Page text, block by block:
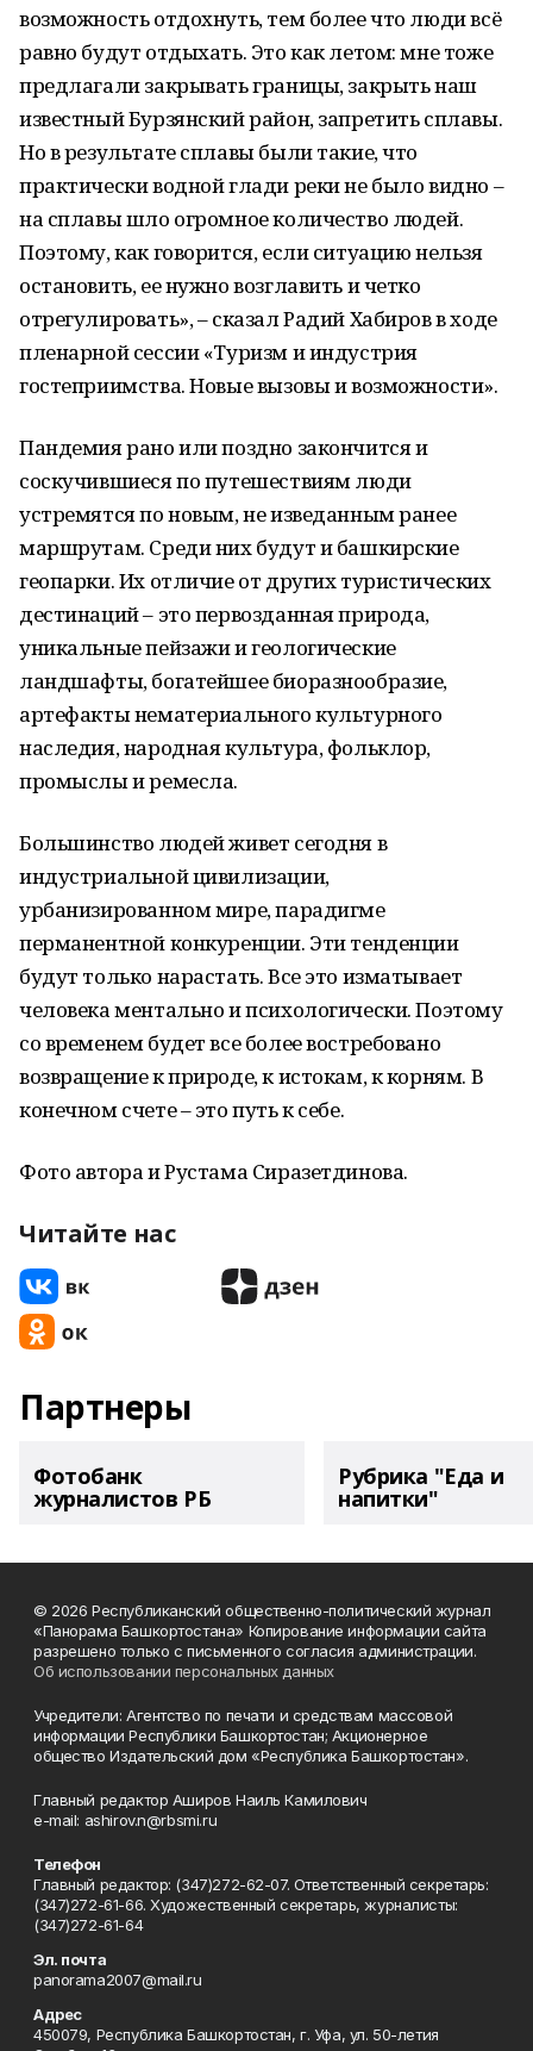
возможность отдохнуть, тем более что люди всё
равно будут отдыхать. Это как летом: мне тоже
предлагали закрывать границы, закрыть наш
известный Бурзянский район, запретить сплавы.
Но в результате сплавы были такие, что
практически водной глади реки не было видно –
на сплавы шло огромное количество людей.
Поэтому, как говорится, если ситуацию нельзя
остановить, ее нужно возглавить и четко
отрегулировать», – сказал Радий Хабиров в ходе
пленарной сессии «Туризм и индустрия
гостеприимства. Новые вызовы и возможности».
Пандемия рано или поздно закончится и
соскучившиеся по путешествиям люди
устремятся по новым, не изведанным ранее
маршрутам. Среди них будут и башкирские
геопарки. Их отличие от других туристических
дестинаций – это первозданная природа,
уникальные пейзажи и геологические
ландшафты, богатейшее биоразнообразие,
артефакты нематериального культурного
наследия, народная культура, фольклор,
промыслы и ремесла.
Большинство людей живет сегодня в
индустриальной цивилизации,
урбанизированном мире, парадигме
перманентной конкуренции. Эти тенденции
будут только нарастать. Все это изматывает
человека ментально и психологически. Поэтому
со временем будет все более востребовано
возвращение к природе, к истокам, к корням. В
конечном счете – это путь к себе.
Фото автора и Рустама Сиразетдинова.
Читайте нас
Партнеры
Фотобанк
журналистов РБ
Рубрика "Еда и
напитки"
© 2026 Республиканский общественно-политический журнал
«Панорама Башкортостана» Копирование информации сайта
разрешено только с письменного согласия администрации.
Об использовании персональных данных
Учредители: Агентство по печати и средствам массовой
информации Республики Башкортостан; Акционерное
общество Издательский дом «Республика Башкортостан».
Главный редактор Аширов Наиль Камилович
e-mail: ashirov.n@rbsmi.ru
Телефон
Главный редактор: (347)272-62-07. Ответственный секретарь:
(347)272-61-66. Художественный секретарь, журналисты:
(347)272-61-64
Эл. почта
panorama2007@mail.ru
Адрес
450079, Республика Башкортостан, г. Уфа, ул. 50-летия